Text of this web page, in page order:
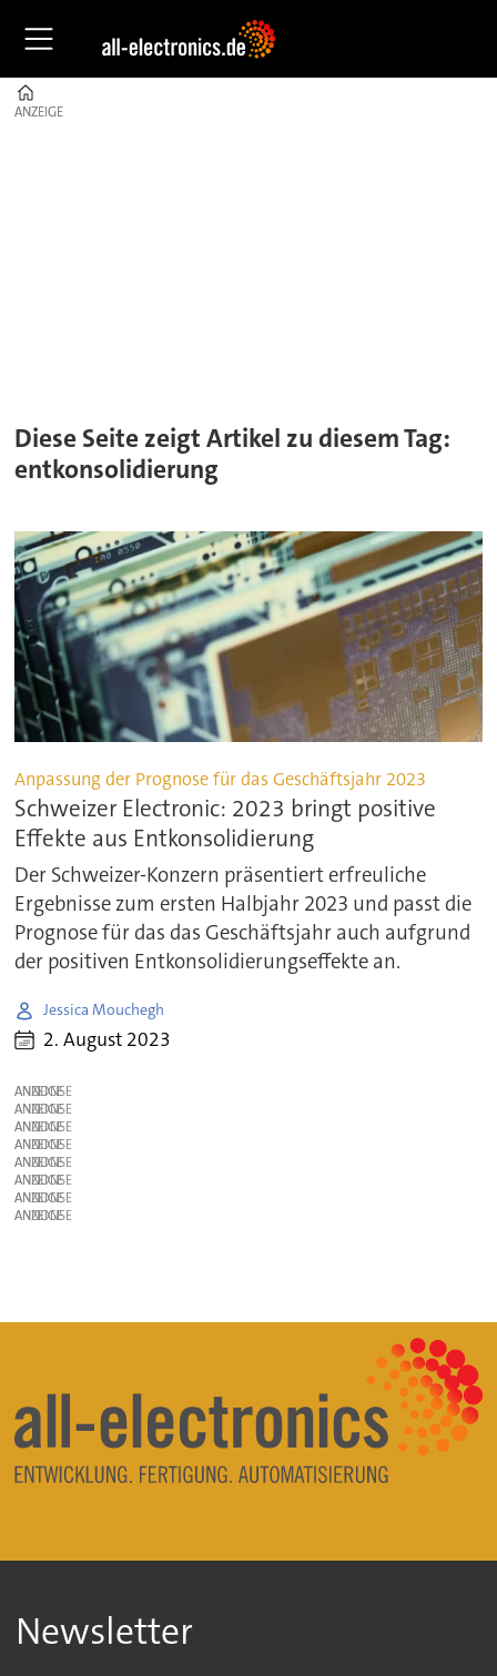
ANZEIGE
ANZEIGE
Diese Seite zeigt Artikel zu diesem Tag:
entkonsolidierung
Anpassung der Prognose für das Geschäftsjahr 2023
Schweizer Electronic: 2023 bringt positive
Effekte aus Entkonsolidierung
Der Schweizer-Konzern präsentiert erfreuliche
Ergebnisse zum ersten Halbjahr 2023 und passt die
Prognose für das das Geschäftsjahr auch aufgrund
der positiven Entkonsolidierungseffekte an.
Jessica Mouchegh
2. August 2023
ANZEIGE
ANZEIGE
ANZEIGE
ANZEIGE
ANZEIGE
ANZEIGE
ANZEIGE
ANZEIGE
Newsletter